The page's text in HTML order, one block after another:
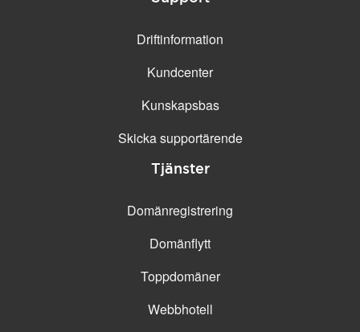
Driftinformation
Kundcenter
Kunskapsbas
Skicka supportärende
Tjänster
Domänregistrering
Domänflytt
Toppdomäner
Webbhotell